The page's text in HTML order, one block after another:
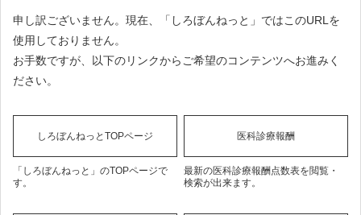
申し訳ございません。現在、「しろぼんねっと」ではこのURLを
使用しておりません。
お手数ですが、以下のリンクからご希望のコンテンツへお進みく
ださい。
しろぼんねっとTOPページ
「しろぼんねっと」のTOPページで
す。
医科診療報酬
最新の医科診療報酬点数表を閲覧・
検索が出来ます。